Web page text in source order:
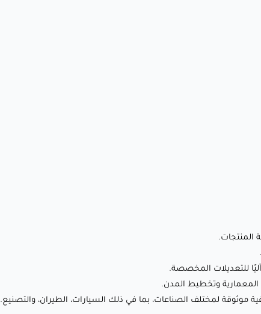
🖨️التوافق مع الطابعات : طابعات SLA/DLP ثلاثية الأبعاد
🔢 عدد طبقات القاعدة : 4-6 طبقات
المنتجات.
للتعديلات المخصصة.
وتخطيط المدن.
موثوقة لمختلف الصناعات، بما في ذلك السيارات، الطيران، والتصنيع.